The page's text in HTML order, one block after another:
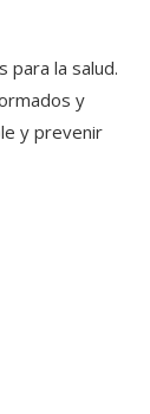
para la salud.
y
y prevenir